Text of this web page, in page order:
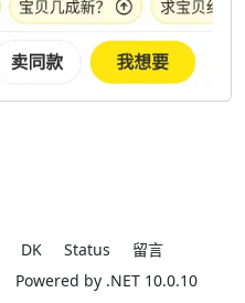
DK Status
留言
Powered by .NET 10.0.10